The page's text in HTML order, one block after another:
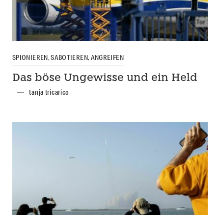
SPIONIEREN, SABOTIEREN, ANGREIFEN
Das böse Ungewisse und ein Held
tanja tricarico